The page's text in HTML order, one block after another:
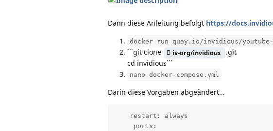
Dann diese Anleitung befolgt https://
docker run quay.io/invidious/
```git clone iv-org/invidious
.git
cd invidious```
nano docker-compose.yml
Darin diese Vorgaben abgeändert…
    restart: always
     ports: